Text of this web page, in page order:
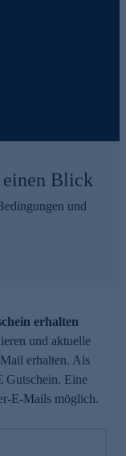
Blick
und
erhalten
und aktuelle
erhalten. Als
Gutschein. Eine
E-Mails möglich.